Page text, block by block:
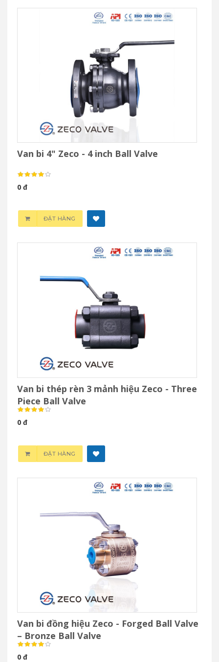
Van bi 4" Zeco - 4 inch Ball Valve
0 đ
ĐẶT HÀNG
Van bi thép rèn 3 mảnh hiệu Zeco - Three
Piece Ball Valve
0 đ
ĐẶT HÀNG
Van bi đồng hiệu Zeco - Forged Ball Valve
– Bronze Ball Valve
0 đ